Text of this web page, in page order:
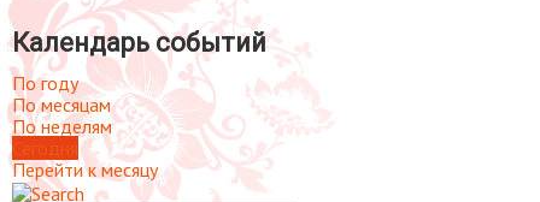
Календарь событий
По году
По месяцам
По неделям
Перейти к месяцу